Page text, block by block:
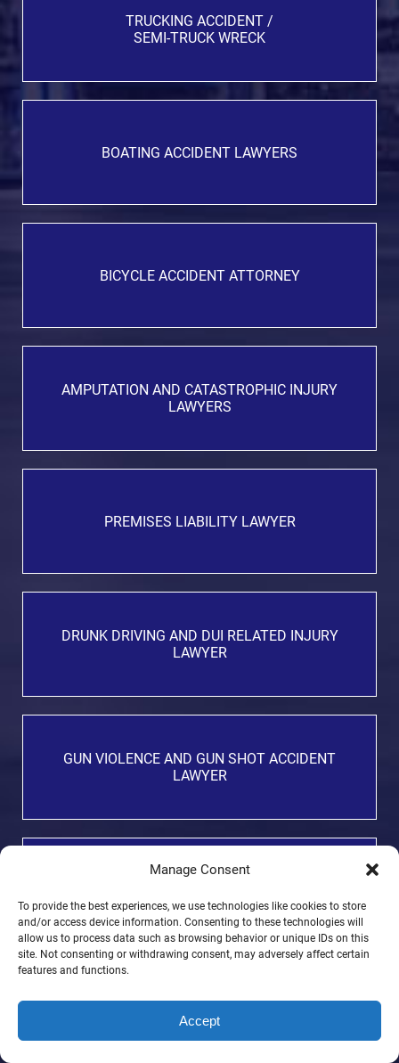
Manage Consent
To provide the best experiences, we use technologies like cookies to store
and/or access device information. Consenting to these technologies will
allow us to process data such as browsing behavior or unique IDs on this
site. Not consenting or withdrawing consent, may adversely affect certain
features and functions.
Accept
TRUCKING ACCIDENT /
SEMI-TRUCK WRECK
BOATING ACCIDENT LAWYERS
BICYCLE ACCIDENT ATTORNEY
AMPUTATION AND CATASTROPHIC INJURY
LAWYERS
PREMISES LIABILITY LAWYER
DRUNK DRIVING AND DUI RELATED INJURY
LAWYER
GUN VIOLENCE AND GUN SHOT ACCIDENT
LAWYER
MEDICAL MALPRACTICE LAWYER